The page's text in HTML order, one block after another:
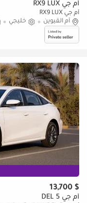
أم جي RX9 LUX
أم جي RX9 LUX
أم القيوين
خليجي
$ 13,700
أم جي 5 DEL